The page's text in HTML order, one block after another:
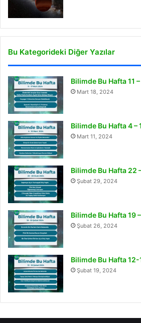
Bu Kategorideki Diğer Yazılar
Bilimde Bu Hafta 11
Mart 18, 2024
Bilimde Bu Hafta 4 –
Mart 11, 2024
Bilimde Bu Hafta 22
Şubat 29, 2024
Bilimde Bu Hafta 19
Şubat 26, 2024
Bilimde Bu Hafta
Şubat 19, 2024